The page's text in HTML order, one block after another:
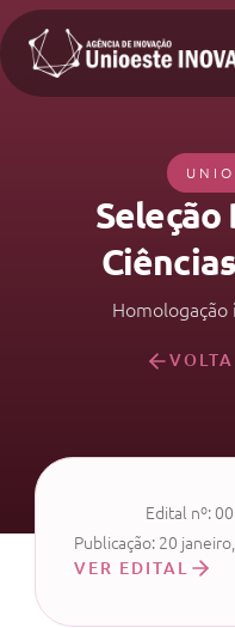
Seleção
Homologação
Edital nº:
Publicação: 20
VER EDITAL